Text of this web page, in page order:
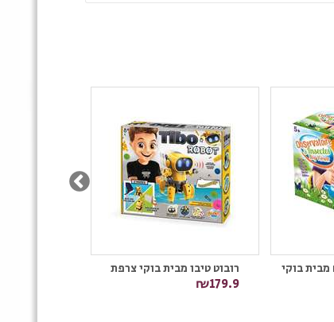
רובוט טיבו מבית בוקי צרפת
₪179.9
בוקי